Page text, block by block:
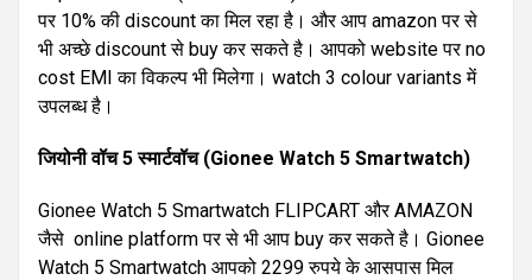
पर 10% की discount का मिल रहा है। और आप amazon पर से
भी अच्छे discount से buy कर सकते है। आपको website पर no
cost EMI का विकल्प भी मिलेगा। watch 3 colour variants में
उपलब्ध है।
जियोनी वॉच5स्मार्टवॉच(Gionee Watch 5 Smartwatch)
Gionee Watch 5 Smartwatch FLIPCART और AMAZON
जैसे online platform पर से भी आप buy कर सकते है। Gionee
Watch 5 Smartwatch आपको 2299 रुपये के आसपास मिल